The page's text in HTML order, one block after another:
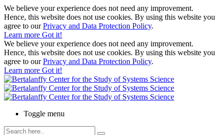
We believe your experience does not need any improvement.
Hence, this website does not use cookies. By using this website you
agree to ourPrivacy and Data Protection Policy.
Learn more Got it!
We believe your experience does not need any improvement.
Hence, this website does not use cookies. By using this website you
agree to ourPrivacy and Data Protection Policy.
Learn more Got it!
Toggle menu